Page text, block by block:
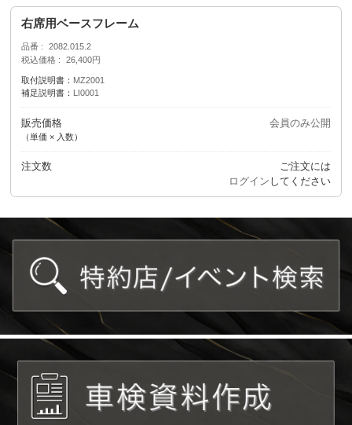
右席用ベースフレーム
品番
2082.015.2
税込価格
26,400円
取付説明書： MZ2001
補足説明書：
LI0001
販売価格
（単価 × 入数）
会員のみ公開
注文数
ご注文には
ログイン してください